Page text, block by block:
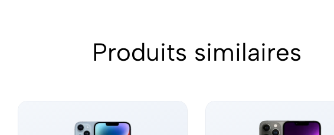
Produits similaires